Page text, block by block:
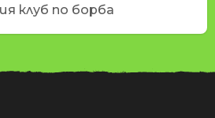
клуб по борба